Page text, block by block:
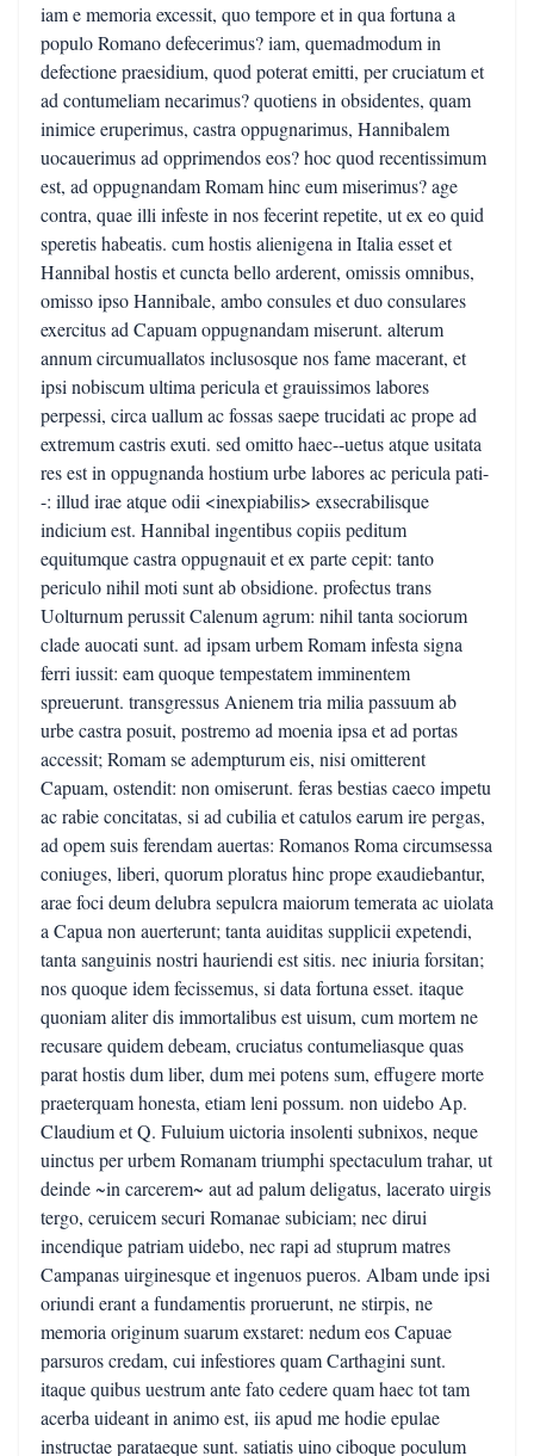
iam e memoria excessit, quo tempore et in qua fortuna a
populo Romano defecerimus? iam, quemadmodum in
defectione praesidium, quod poterat emitti, per cruciatum et
ad contumeliam necarimus? quotiens in obsidentes, quam
inimice eruperimus, castra oppugnarimus, Hannibalem
uocauerimus ad opprimendos eos? hoc quod recentissimum
est, ad oppugnandam Romam hinc eum miserimus? age
contra, quae illi infeste in nos fecerint repetite, ut ex eo quid
speretis habeatis. cum hostis alienigena in Italia esset et
Hannibal hostis et cuncta bello arderent, omissis omnibus,
omisso ipso Hannibale, ambo consules et duo consulares
exercitus ad Capuam oppugnandam miserunt. alterum
annum circumuallatos inclusosque nos fame macerant, et
ipsi nobiscum ultima pericula et grauissimos labores
perpessi, circa uallum ac fossas saepe trucidati ac prope ad
extremum castris exuti. sed omitto haec--uetus atque usitata
res est in oppugnanda hostium urbe labores ac pericula pati-
-: illud irae atque odii <inexpiabilis> exsecrabilisque
indicium est. Hannibal ingentibus copiis peditum
equitumque castra oppugnauit et ex parte cepit: tanto
periculo nihil moti sunt ab obsidione. profectus trans
Uolturnum perussit Calenum agrum: nihil tanta sociorum
clade auocati sunt. ad ipsam urbem Romam infesta signa
ferri iussit: eam quoque tempestatem imminentem
spreuerunt. transgressus Anienem tria milia passuum ab
urbe castra posuit, postremo ad moenia ipsa et ad portas
accessit; Romam se adempturum eis, nisi omitterent
Capuam, ostendit: non omiserunt. feras bestias caeco impetu
ac rabie concitatas, si ad cubilia et catulos earum ire pergas,
ad opem suis ferendam auertas: Romanos Roma circumsessa
coniuges, liberi, quorum ploratus hinc prope exaudiebantur,
arae foci deum delubra sepulcra maiorum temerata ac uiolata
a Capua non auerterunt; tanta auiditas supplicii expetendi,
tanta sanguinis nostri hauriendi est sitis. nec iniuria forsitan;
nos quoque idem fecissemus, si data fortuna esset. itaque
quoniam aliter dis immortalibus est uisum, cum mortem ne
recusare quidem debeam, cruciatus contumeliasque quas
parat hostis dum liber, dum mei potens sum, effugere morte
praeterquam honesta, etiam leni possum. non uidebo Ap.
Claudium et Q. Fuluium uictoria insolenti subnixos, neque
uinctus per urbem Romanam triumphi spectaculum trahar, ut
deinde ~in carcerem~ aut ad palum deligatus, lacerato uirgis
tergo, ceruicem securi Romanae subiciam; nec dirui
incendique patriam uidebo, nec rapi ad stuprum matres
Campanas uirginesque et ingenuos pueros. Albam unde ipsi
oriundi erant a fundamentis proruerunt, ne stirpis, ne
memoria originum suarum exstaret: nedum eos Capuae
parsuros credam, cui infestiores quam Carthagini sunt.
itaque quibus uestrum ante fato cedere quam haec tot tam
acerba uideant in animo est, iis apud me hodie epulae
instructae parataeque sunt. satiatis uino ciboque poculum